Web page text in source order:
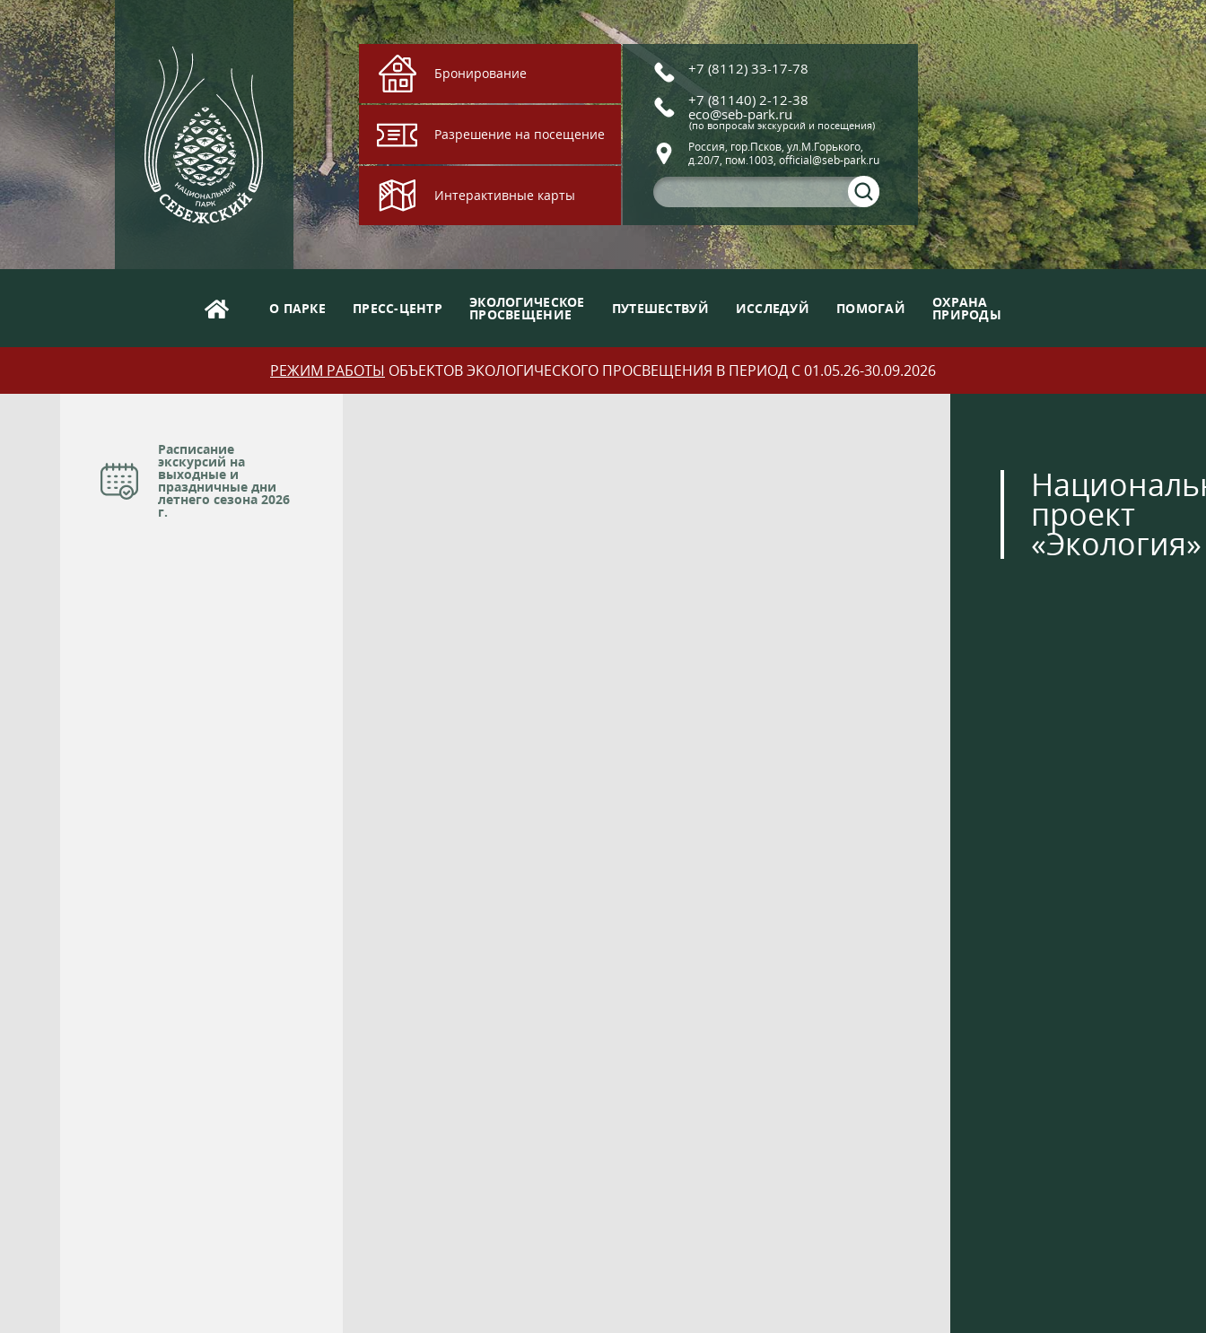
Бронирование
Разрешение на посещение
Интерактивные карты
+7 (8112) 33-17-78
+7 (81140) 2-12-38
eco@seb-park.ru
(по вопросам экскурсий и посещения)
Россия, гор.Псков, ул.М.Горького,
д.20/7, пом.1003, official@seb-park.ru
О ПАРКЕ ПРЕСС-ЦЕНТР ЭКОЛОГИЧЕСКОЕ
ПРОСВЕЩЕНИЕ ПУТЕШЕСТВУЙ ИССЛЕДУЙ ПОМОГАЙ ОХРАНА
ПРИРОДЫ
РЕЖИМ РАБОТЫ ОБЪЕКТОВ ЭКОЛОГИЧЕСКОГО ПРОСВЕЩЕНИЯ В ПЕРИОД С 01.05.26-30.09.2026
Расписание
экскурсий на
выходные и
праздничные дни
летнего сезона 2026
г. проект
«Экология»